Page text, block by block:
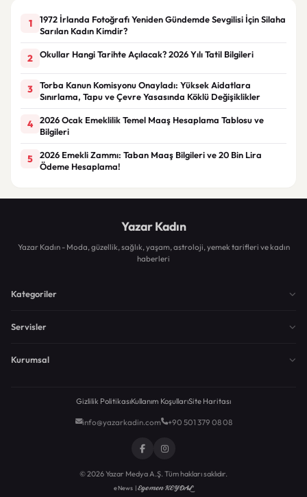
1
1972 İrlanda Fotoğrafı Yeniden Gündemde Sevgilisi İçin Silaha
Sarılan Kadın Kimdir?
2 Okullar Hangi Tarihte Açılacak? 2026 Yılı Tatil Bilgileri
3
Torba Kanun Komisyonu Onayladı: Yüksek Aidatlara
Sınırlama, Tapu ve Çevre Yasasında Köklü Değişiklikler
4
2026 Ocak Emeklilik Temel Maaş Hesaplama Tablosu ve
Bilgileri
5
2026 Emekli Zammı: Taban Maaş Bilgileri ve 20 Bin Lira
Ödeme Hesaplama!
Yazar Kadın
Yazar Kadın - Moda, güzellik, sağlık, yaşam, astroloji, yemek tarifleri ve kadın
haberleri
Kategoriler
Servisler
Kurumsal
Gizlilik PolitikasıKullanım KoşullarıSite Haritası
info@yazarkadin.com +90 501 379 08 08
© 2026 Yazar Medya A.Ş. Tüm hakları saklıdır.
eNews |Egemen KEYDAL